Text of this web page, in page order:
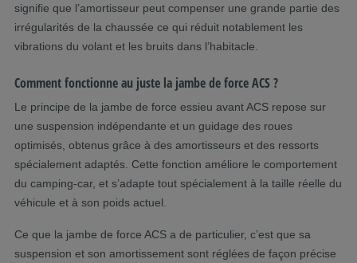
signifie que l’amortisseur peut compenser une grande partie des
irrégularités de la chaussée ce qui réduit notablement les
vibrations du volant et les bruits dans l’habitacle.
Comment fonctionne au juste la jambe de force ACS ?
Le principe de la jambe de force essieu avant ACS repose sur
une suspension indépendante et un guidage des roues
optimisés, obtenus grâce à des amortisseurs et des ressorts
spécialement adaptés. Cette fonction améliore le comportement
du camping-car, et s’adapte tout spécialement à la taille réelle du
véhicule et à son poids actuel.
Ce que la jambe de force ACS a de particulier, c’est que sa
suspension et son amortissement sont réglées de façon précise